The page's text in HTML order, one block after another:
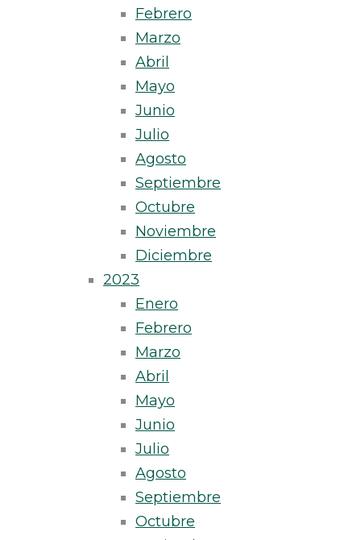
Febrero
Marzo
Abril
Mayo
Junio
Julio
Agosto
Septiembre
Octubre
Noviembre
Diciembre
2023
Enero
Febrero
Marzo
Abril
Mayo
Junio
Julio
Agosto
Septiembre
Octubre